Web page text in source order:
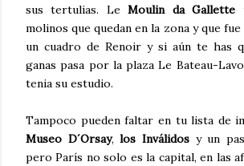
sus tertulias. LeMoulin da Gallette
molinos que quedan en la zona y que
un cuadro de Renoir y si aún te has
ganas pasa por la plaza Le Bateau-
tenia su estudio.
Tampoco pueden faltar en tu lista de
Museo D´Orsay,los Inválidos y un
pero París no solo es la capital, en las